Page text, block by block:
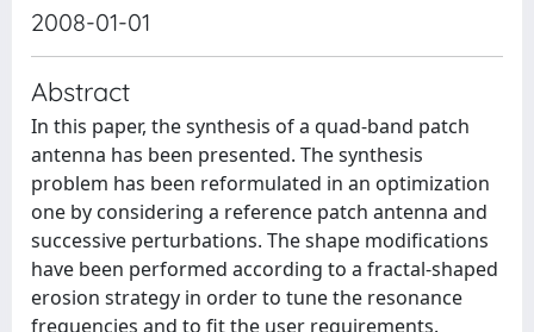
2008-01-01
Abstract
In this paper, the synthesis of a quad-band patch
antenna has been presented. The synthesis
problem has been reformulated in an optimization
one by considering a reference patch antenna and
successive perturbations. The shape modifications
have been performed according to a fractal-shaped
erosion strategy in order to tune the resonance
frequencies and to fit the user requirements.